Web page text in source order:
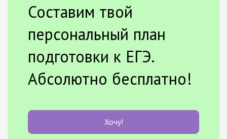
Составим твой
персональный план
подготовки к ЕГЭ.
Абсолютно бесплатно!
Хочу!